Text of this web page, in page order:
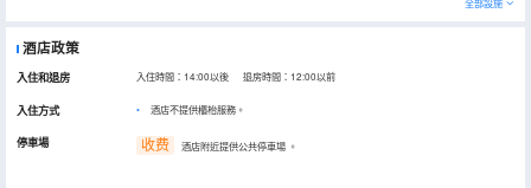
全部設施
酒店政策
入住和退房 入住時間：14:00以後 退房時間：12:00以前
入住方式 酒店不提供櫃枱服務。
停車場 收费 酒店附近提供公共停車場 。